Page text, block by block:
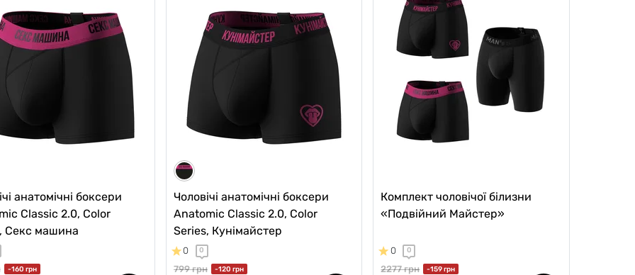
анатомічні боксери
Classic 2.0, Color
Секс машина
-160 грн
Чоловічі анатомічні боксери
Anatomic Classic 2.0, Color
Series, Кунімайстер
0 0
799 грн -120 грн
Комплект чоловічої білизни
«Подвійний Майстер»
0 0
2277 грн -159 грн